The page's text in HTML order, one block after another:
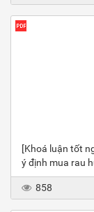
[Khoá luận tốt
ý định mua rau
858